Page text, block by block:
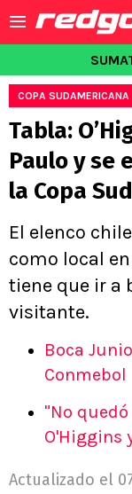
COPA SUDAMERICANA
Tabla:
Paulo y se
la Copa
El elenco
como local
tiene que ir a
visitante.
Boca
Conmebol
"No
O'Higgins
Actualizado el